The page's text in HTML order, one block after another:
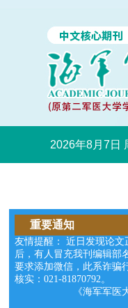
2026年8月7日
请在
重要通知
友情提醒： 近日发现论
后，有人冒充我刊编辑部
要求添加微信，此系诈骗
核实：021-81870792。
《海军军医大学